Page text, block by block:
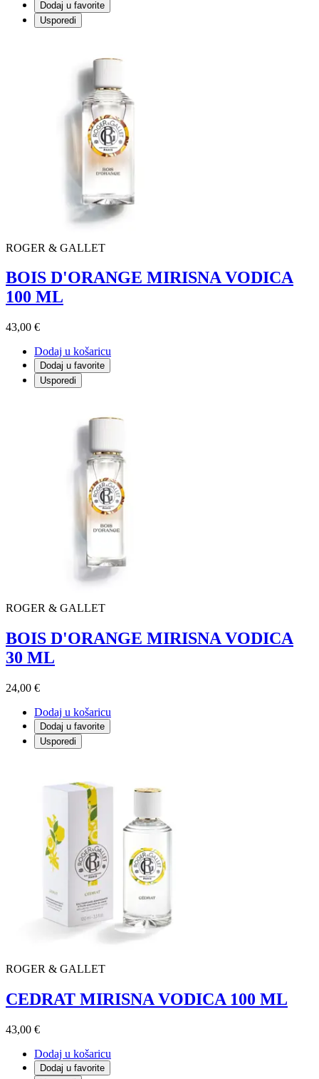
Dodaj u favorite
Usporedi
ROGER & GALLET
BOIS D'ORANGE MIRISNA VODICA
100 ML
43,00 €
Dodaj u košaricu
Dodaj u favorite
Usporedi
ROGER & GALLET
BOIS D'ORANGE MIRISNA VODICA
30 ML
24,00 €
Dodaj u košaricu
Dodaj u favorite
Usporedi
ROGER & GALLET
CEDRAT MIRISNA VODICA 100 ML
43,00 €
Dodaj u košaricu
Dodaj u favorite